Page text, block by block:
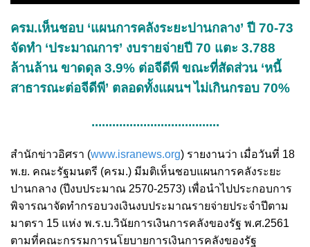
ครม.เห็นชอบ ‘แผนการคลังระยะปานกลาง’ ปี 70-73
จัดทำ ‘ประมาณการ’ งบรายจ่ายปี 70 แตะ 3.788
ล้านล้าน ขาดดุล 3.9% ต่อจีดีพี ขณะที่สัดส่วน ‘หนี้
สาธารณะต่อจีดีพี’ ตลอดทั้งแผนฯ ไม่เกินกรอบ 70%
.....................................
สำนักข่าวอิศรา (www.isranews.org) รายงานว่า เมื่อวันที่ 18
พ.ย. คณะรัฐมนตรี (ครม.) มีมติเห็นชอบแผนการคลังระยะ
ปานกลาง (ปีงบประมาณ 2570-2573) เพื่อนำไปประกอบการ
พิจารณาจัดทำกรอบวงเงินงบประมาณรายจ่ายประจำปีตาม
มาตรา 15 แห่ง พ.ร.บ.วินัยการเงินการคลังของรัฐ พ.ศ.2561
ตามที่คณะกรรมการนโยบายการเงินการคลังของรัฐ